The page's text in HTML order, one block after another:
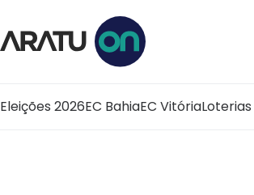
Eleições 2026EC BahiaEC VitóriaLoterias